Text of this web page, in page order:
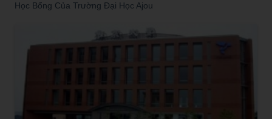
Học Bổng Của Trường Đại Học Ajou